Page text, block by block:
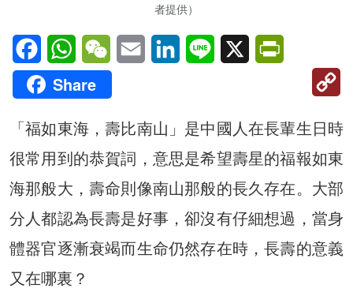
者提供）
FacebookWhatsAppWeChatEmail LinkedInLine X
Share
「福如東海，壽比南山」是中國人在長輩生日時
很常用到的恭賀詞，意思是希望壽星的福報如東
海那般大，壽命則像南山那般的長久存在。大部
分人都認為長壽是好事，卻沒有仔細想過，當身
體器官逐漸衰竭而生命仍然存在時，長壽的意義
又在哪裏？